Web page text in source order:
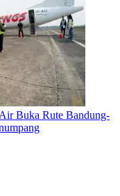
Buka Rute Bandung-